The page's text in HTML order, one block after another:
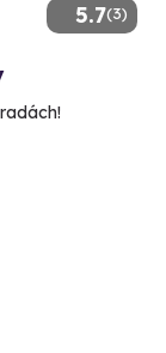
5.7(3)